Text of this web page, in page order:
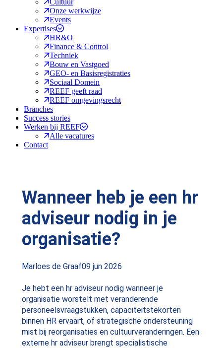
Cultuur
Onze werkwijze
Events
Expertises
HR&O
Finance & Control
Techniek
Bouw en Vastgoed
GEO- en Basisregistraties
Sociaal Domein
REEF geeft raad
REEF omgevingsrecht
Branches
Success stories
Werken bij REEF
Alle vacatures
Contact
Wanneer heb je een hr
adviseur nodig in je
organisatie?
Posted
Marloes de Graaf09 jun 2026
Je hebt een hr adviseur nodig wanneer je
organisatie worstelt met veranderende
personeelsvraagstukken, capaciteitstekorten
binnen HR ervaart, of strategische ondersteuning
mist bij reorganisaties en cultuurveranderingen. Een
externe hr adviseur brengt specialistische